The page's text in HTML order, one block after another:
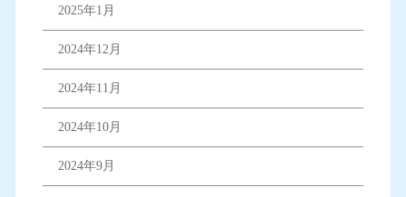
2025年1月
2024年12月
2024年11月
2024年10月
2024年9月